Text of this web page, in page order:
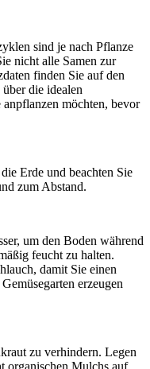
sind je nach Pflanze
nicht alle Samen zur
finden Sie auf den
die idealen
möchten, bevor
Erde und beachten Sie
zum Abstand.
um den Boden während
feucht zu halten.
damit Sie einen
erzeugen
zu verhindern. Legen
organischen Mulchs auf